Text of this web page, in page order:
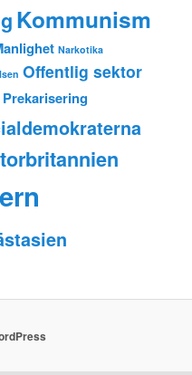
Kommunism
Narkotika
Offentlig sektor
Prekarisering